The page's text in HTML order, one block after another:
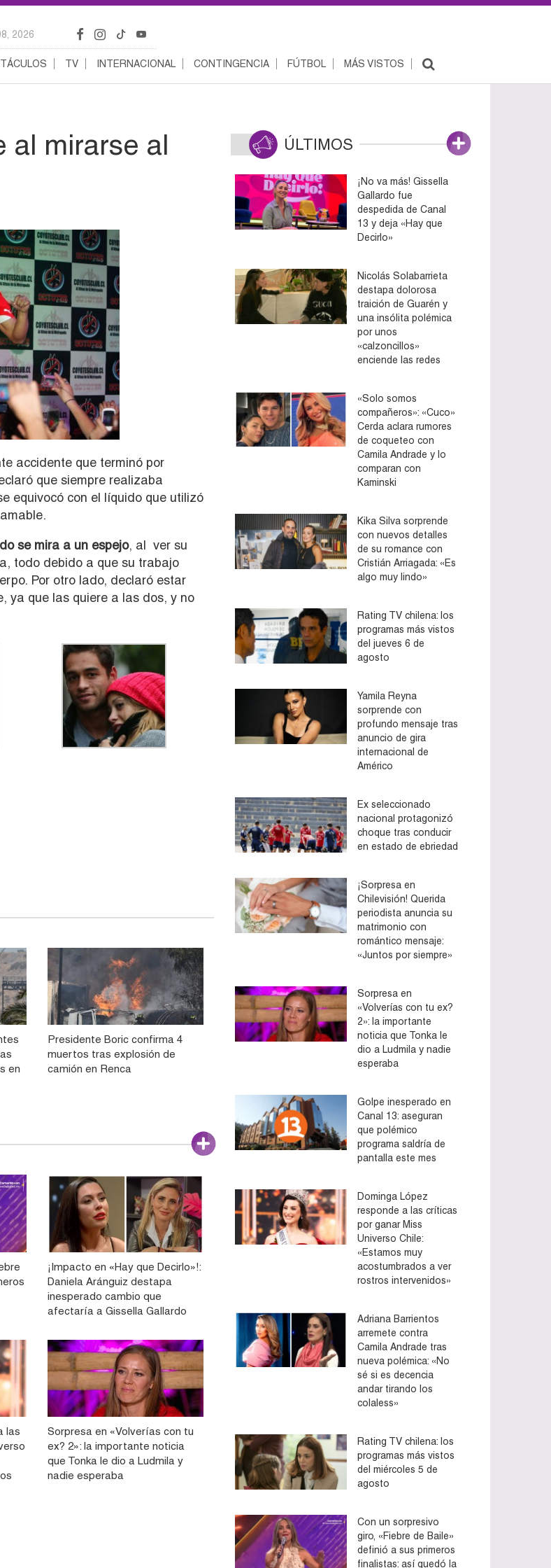
2026
TV INTERNACIONAL CONTINGENCIA FÚTBOL MÁS VISTOS
al mirarse al
accidente que terminó por
que siempre realizaba
equivocó con el líquido que utilizó
se mira a un espejo, al ver su
todo debido a que su trabajo
Por otro lado, declaró estar
ya que las quiere a las dos, y no
en
Presidente Boric confirma 4
muertos tras explosión de
camión en Renca
¡Impacto en «Hay que Decirlo»!:
Daniela Aránguiz destapa
inesperado cambio que
afectaría a Gissella Gallardo
las
Sorpresa en «Volverías con tu
ex? 2»: la importante noticia
que Tonka le dio a Ludmila y
nadie esperaba
ÚLTIMOS
¡No va más! Gissella
Gallardo fue
despedida de Canal
13 y deja «Hay que
Decirlo»
Nicolás Solabarrieta
destapa dolorosa
traición de Guarén y
una insólita polémica
por unos
«calzoncillos»
enciende las redes
«Solo somos
compañeros»: «Cuco»
Cerda aclara rumores
de coqueteo con
Camila Andrade y lo
comparan con
Kaminski
Kika Silva sorprende
con nuevos detalles
de su romance con
Cristián Arriagada: «Es
algo muy lindo»
Rating TV chilena: los
programas más vistos
del jueves 6 de
agosto
Yamila Reyna
sorprende con
profundo mensaje tras
anuncio de gira
internacional de
Américo
Ex seleccionado
nacional protagonizó
choque tras conducir
en estado de ebriedad
¡Sorpresa en
Chilevisión! Querida
periodista anuncia su
matrimonio con
romántico mensaje:
«Juntos por siempre»
Sorpresa en
«Volverías con tu ex?
2»: la importante
noticia que Tonka le
dio a Ludmila y nadie
esperaba
Golpe inesperado en
Canal 13: aseguran
que polémico
programa saldría de
pantalla este mes
Dominga López
responde a las críticas
por ganar Miss
Universo Chile:
«Estamos muy
acostumbrados a ver
rostros intervenidos»
Adriana Barrientos
arremete contra
Camila Andrade tras
nueva polémica: «No
sé si es decencia
andar tirando los
colaless»
Rating TV chilena: los
programas más vistos
del miércoles 5 de
agosto
Con un sorpresivo
giro, «Fiebre de Baile»
definió a sus primeros
finalistas: así quedó la